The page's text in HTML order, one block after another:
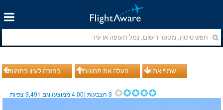
בחזרה לעיון בתמונות העלה את תמונותיך שתף את זה
3הצבעות (4.00ממוצע) וגם 3,491צפיות